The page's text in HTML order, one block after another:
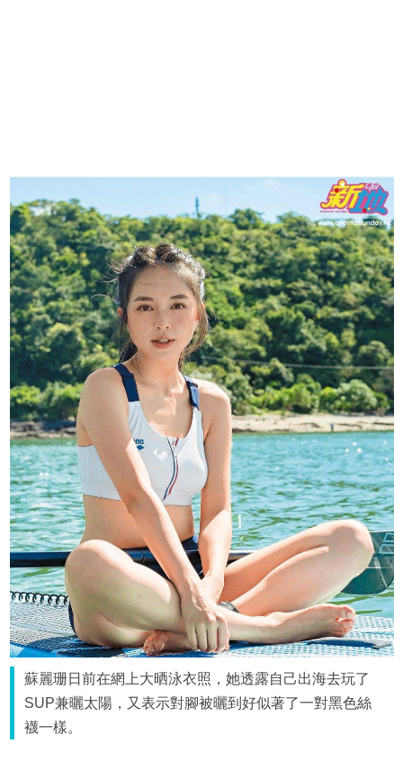
蘇麗珊日前在網上大晒泳衣照，她透露自己出海去玩了
SUP兼曬太陽，又表示對腳被曬到好似著了一對黑色絲
襪一樣。